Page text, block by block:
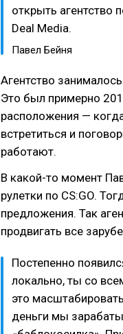
открыть агентство
Deal Media.
Павел Бейня
Агентство
Это был примерно
расположения —
встретиться и
работают.
В какой-то момент
рулетки по CS:GO.
предложения. Так
продвигать все
Постепенно
локально, ты со
это
деньги мы